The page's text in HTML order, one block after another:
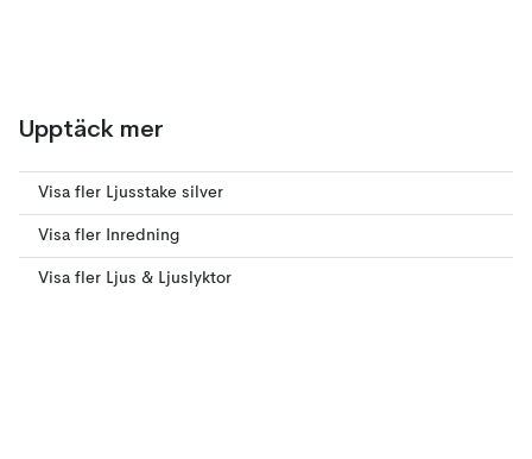
Upptäck mer
Visa fler Ljusstake silver
Visa fler Inredning
Visa fler Ljus & Ljuslyktor